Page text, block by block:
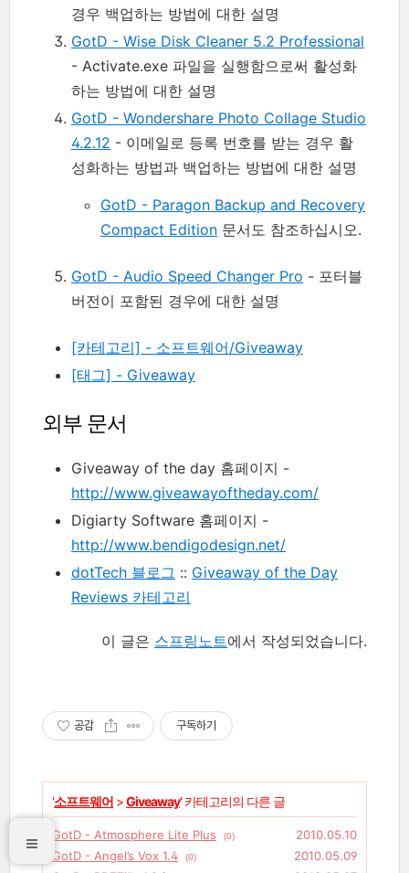
경우 백업하는 방법에 대한 설명
GotD - Wise Disk Cleaner 5.2 Professional
- Activate.exe 파일을 실행함으로써 활성화
하는 방법에 대한 설명
GotD - Wondershare Photo Collage Studio
4.2.12 - 이메일로 등록 번호를 받는 경우 활
성화하는 방법과 백업하는 방법에 대한 설명
GotD - Paragon Backup and Recovery
Compact Edition 문서도 참조하십시오.
GotD - Audio Speed Changer Pro - 포터블
버전이 포함된 경우에 대한 설명
[카테고리] - 소프트웨어/Giveaway
[태그] - Giveaway
외부 문서
Giveaway of the day 홈페이지 -
http://www.giveawayoftheday.com/
Digiarty Software 홈페이지 -
http://www.bendigodesign.net/
dotTech 블로그 :: Giveaway of the Day
Reviews 카테고리
이 글은 스프링노트에서 작성되었습니다.
공감 구독하기
'소프트웨어 >Giveaway' 카테고리의 다른 글
GotD - Atmosphere Lite Plus (0)
2010.05.10
GotD - Angel’s Vox 1.4
(0)
2010.05.09